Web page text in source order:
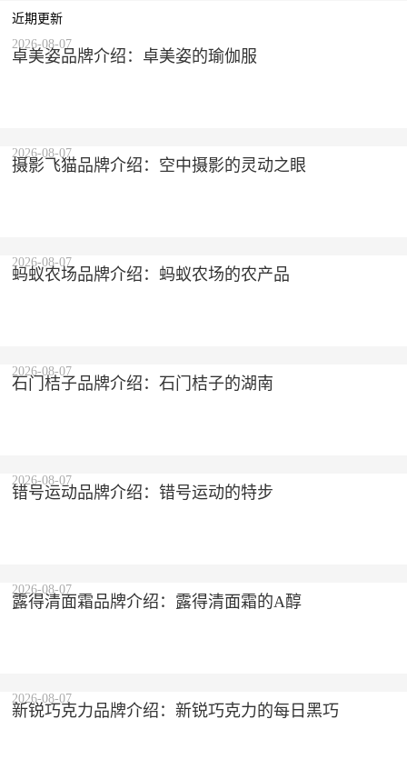
近期更新
卓美姿品牌介绍：卓美姿的瑜伽服
2026-08-07
摄影飞猫品牌介绍：空中摄影的灵动之眼
2026-08-07
蚂蚁农场品牌介绍：蚂蚁农场的农产品
2026-08-07
石门桔子品牌介绍：石门桔子的湖南
2026-08-07
错号运动品牌介绍：错号运动的特步
2026-08-07
露得清面霜品牌介绍：露得清面霜的A醇
2026-08-07
新锐巧克力品牌介绍：新锐巧克力的每日黑巧
2026-08-07